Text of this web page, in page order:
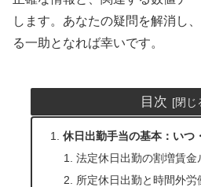
します。あなたの疑問を解消し
る一助となれば幸いです。
目次
休日出勤手当の基本：いつ
法定休日出勤の割増賃金
所定休日出勤と時間外労